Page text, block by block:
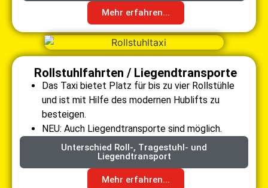
Mehr erfahren...
Rollstuhlfahrten / Liegendtransporte
Das Taxi bietet Platz für bis zu vier Rollstühle
und ist mit Hilfe des modernen Hublifts zu
besteigen.
NEU: Auch Liegendtransporte sind möglich.
Unterschied Roll-, Tragestuhl- und
Liegendtransport
Mehr erfahren...